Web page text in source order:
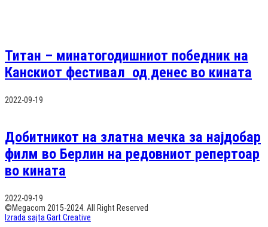
Титан – минатогодишниот победник на
Канскиот фестивал од денес во кината
2022-09-19
Добитникот на златна мечка за најдобар
филм во Берлин на редовниот репертоар
во кината
2022-09-19
©Megacom 2015-2024. All Right Reserved
Izrada sajta Gart Creative